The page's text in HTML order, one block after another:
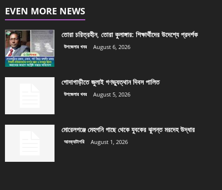
EVEN MORE NEWS
তোরা চরিত্রহীন, তোরা কুলাঙ্গার: শিক্ষার্থীদের উদেশ্যে প্রদর্শক
উপজেলার খবর August 6, 2026
গোদাগাড়ীতে জুলাই গণভ্যুত্থান দিবস পালিত
উপজেলার খবর August 5, 2026
মোরেলগঞ্জে মেহগনি গাছে থেকে যুবকের ঝুলন্ত মরদেহ উদ্ধার
আনক্যাটাগরি August 1, 2026